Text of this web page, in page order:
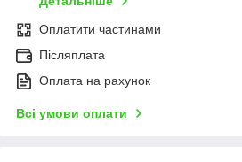
Оплатити частинами
Післяплата
Оплата на рахунок
Всі умови оплати